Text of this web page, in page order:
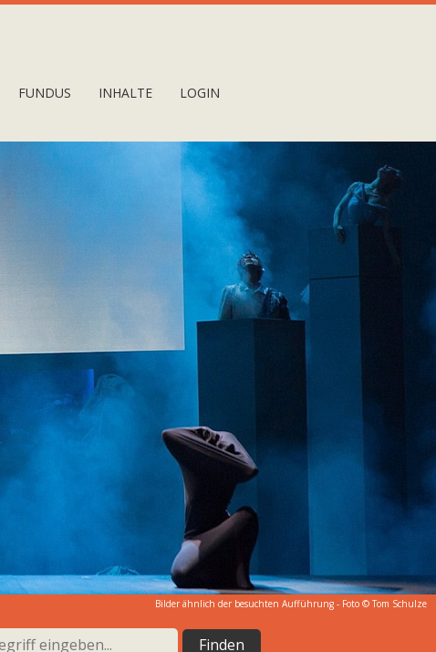
FUNDUS INHALTE LOGIN
Bilder ähnlich der besuchten Aufführung - Foto © Tom Schulze